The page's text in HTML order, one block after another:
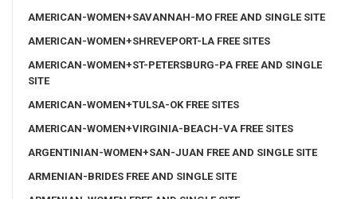
AMERICAN-WOMEN+SAVANNAH-MO FREE AND SINGLE SITE
AMERICAN-WOMEN+SHREVEPORT-LA FREE SITES
AMERICAN-WOMEN+ST-PETERSBURG-PA FREE AND SINGLE
SITE
AMERICAN-WOMEN+TULSA-OK FREE SITES
AMERICAN-WOMEN+VIRGINIA-BEACH-VA FREE SITES
ARGENTINIAN-WOMEN+SAN-JUAN FREE AND SINGLE SITE
ARMENIAN-BRIDES FREE AND SINGLE SITE